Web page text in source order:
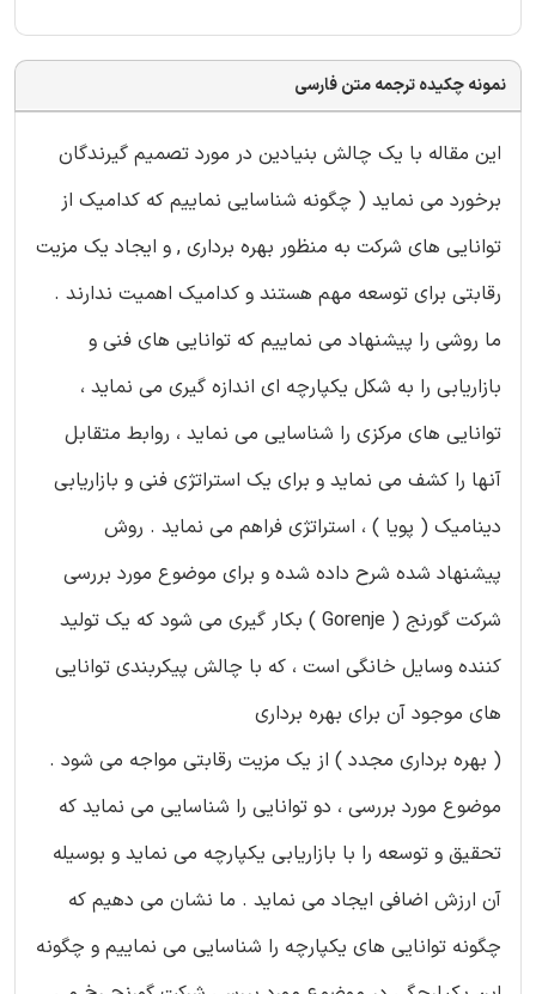
نمونه چکیده ترجمه متن فارسی
این مقاله با یک چالش بنیادین در مورد تصمیم گیرندگان
برخورد می نماید ( چگونه شناسایی نماییم که کدامیک از
توانایی های شرکت به منظور بهره برداری , و ایجاد یک مزیت
رقابتی برای توسعه مهم هستند و کدامیک اهمیت ندارند .
ما روشی را پیشنهاد می نماییم که توانایی های فنی و
بازاریابی را به شکل یکپارچه ای اندازه گیری می نماید ،
توانایی های مرکزی را شناسایی می نماید ، روابط متقابل
آنها را کشف می نماید و برای یک استراتژی فنی و بازاریابی
دینامیک ( پویا ) ، استراتژی فراهم می نماید . روش
پیشنهاد شده شرح داده شده و برای موضوع مورد بررسی
شرکت گورنج ( Gorenje ) بکار گیری می شود که یک تولید
کننده وسایل خانگی است ، که با چالش پیکربندی توانایی
های موجود آن برای بهره برداری
( بهره برداری مجدد ) از یک مزیت رقابتی مواجه می شود .
موضوع مورد بررسی ، دو توانایی را شناسایی می نماید که
تحقیق و توسعه را با بازاریابی یکپارچه می نماید و بوسیله
آن ارزش اضافی ایجاد می نماید . ما نشان می دهیم که
چگونه توانایی های یکپارچه را شناسایی می نماییم و چگونه